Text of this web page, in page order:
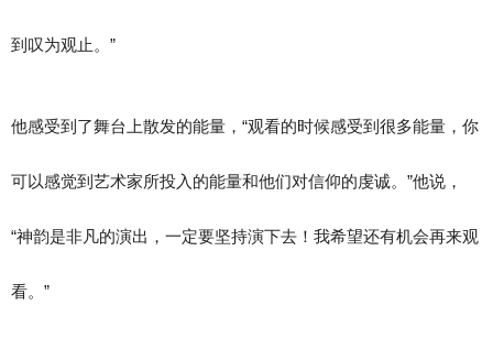
到叹为观止。”
他感受到了舞台上散发的能量，“观看的时候感受到很多能量，你
可以感觉到艺术家所投入的能量和他们对信仰的虔诚。”他说，
“神韵是非凡的演出，一定要坚持演下去！我希望还有机会再来观
看。”